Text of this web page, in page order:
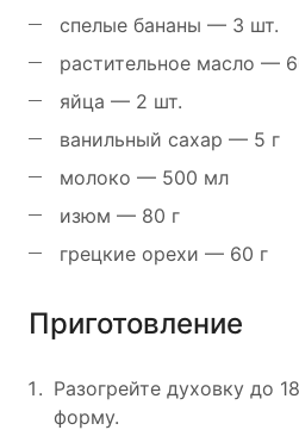
спелые бананы — 3 шт.
растительное масло —
яйца — 2 шт.
ванильный сахар — 5 г
молоко — 500 мл
изюм — 80 г
грецкие орехи — 60 г
Приготовление
Разогрейте духовку до
форму.